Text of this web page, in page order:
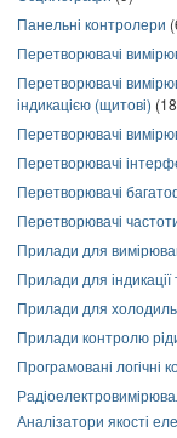
Панельні контролери
Перетворювачі
Перетворювачі
індикацією (щитові)
Перетворювачі
Перетворювачі
Перетворювачі
Перетворювачі
Прилади для
Прилади для
Прилади для
Прилади контролю
Програмовані логічні
Аналізатори якості